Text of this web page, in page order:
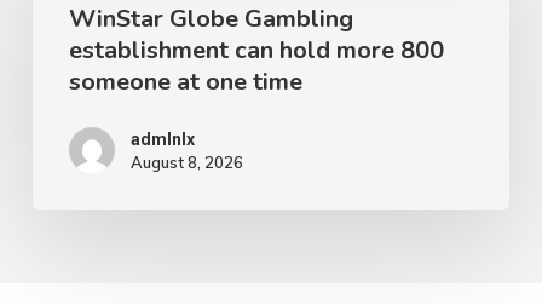
Gambling
establishment
hold
more
WinStar Globe Gambling
establishment can hold more 800
someone at one time
admlnlx
August 8, 2026